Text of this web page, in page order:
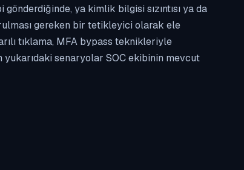
ya kimlik bilgisi sızıntısı ya da
gereken bir tetikleyici olarak ele
tıklama, MFA bypass teknikleriyle
senaryolar SOC ekibinin mevcut